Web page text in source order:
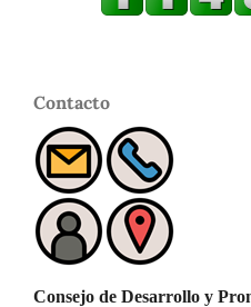
Contacto
Consejo de Desarrollo y